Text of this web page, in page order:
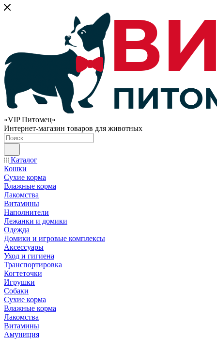
«VIP Питомец»
Интернет-магазин товаров для животных
Каталог
Кошки
Сухие корма
Влажные корма
Лакомства
Витамины
Наполнители
Лежанки и домики
Одежда
Домики и игровые комплексы
Аксессуары
Уход и гигиена
Транспортировка
Когтеточки
Игрушки
Собаки
Сухие корма
Влажные корма
Лакомства
Витамины
Амуниция